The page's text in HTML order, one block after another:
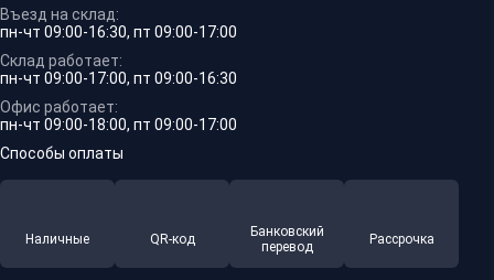
Въезд на склад:
пн-чт 09:00-16:30, пт 09:00-17:00
Склад работает:
пн-чт 09:00-17:00, пт 09:00-16:30
Офис работает:
пн-чт 09:00-18:00, пт 09:00-17:00
Способы оплаты
Наличные QR-код
Банковский
перевод
Рассрочка